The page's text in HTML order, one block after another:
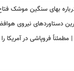
موشک فتاح برای دشمن؛ ۱۲ میلیون دلار
دستاوردهای نیروی
فروپاشی در آمریکا